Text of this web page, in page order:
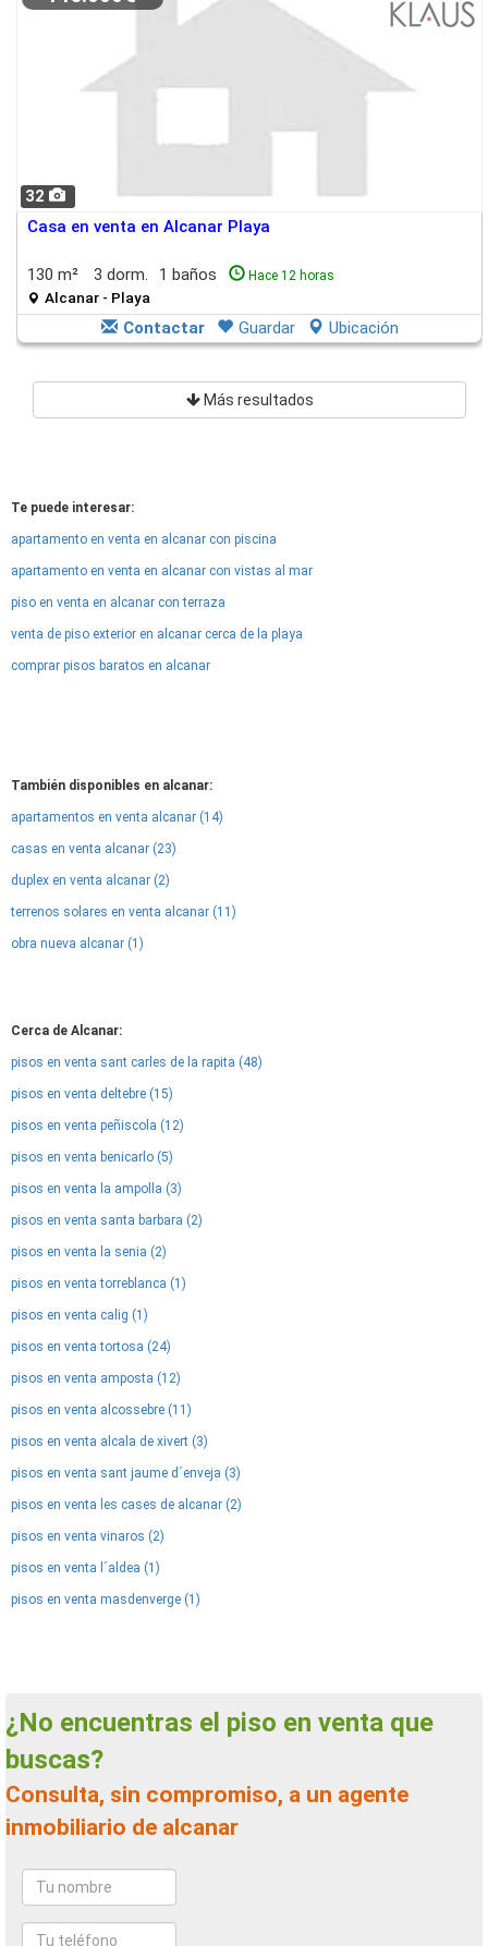
32
Casa en venta en Alcanar Playa
130 m² 3 dorm. 1 baños Hace 12 horas
Alcanar - Playa
Contactar Guardar Ubicación
Más resultados
Te puede interesar:
apartamento en venta en alcanar con piscina
apartamento en venta en alcanar con vistas al mar
piso en venta en alcanar con terraza
venta de piso exterior en alcanar cerca de la playa
comprar pisos baratos en alcanar
También disponibles en alcanar:
apartamentos en venta alcanar (14)
casas en venta alcanar (23)
duplex en venta alcanar (2)
terrenos solares en venta alcanar (11)
obra nueva alcanar (1)
Cerca de Alcanar:
pisos en venta sant carles de la rapita (48)
pisos en venta deltebre (15)
pisos en venta peñiscola (12)
pisos en venta benicarlo (5)
pisos en venta la ampolla (3)
pisos en venta santa barbara (2)
pisos en venta la senia (2)
pisos en venta torreblanca (1)
pisos en venta calig (1)
pisos en venta tortosa (24)
pisos en venta amposta (12)
pisos en venta alcossebre (11)
pisos en venta alcala de xivert (3)
pisos en venta sant jaume d´enveja (3)
pisos en venta les cases de alcanar (2)
pisos en venta vinaros (2)
pisos en venta l´aldea (1)
pisos en venta masdenverge (1)
¿No encuentras el piso en venta que
buscas?
Consulta, sin compromiso, a un agente
inmobiliario de alcanar